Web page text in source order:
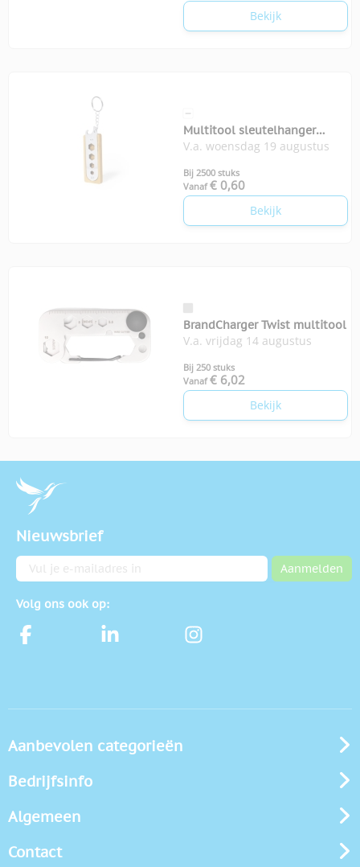
Bekijk
Multitool sleutelhanger
Balmy
V.a. woensdag 19 augustus
Bij 2500 stuks
Vanaf € 0,60
Bekijk
BrandCharger Twist multitool
V.a. vrijdag 14 augustus
Bij 250 stuks
Vanaf € 6,02
Bekijk
Nieuwsbrief
E-mailadres Aanmelden
Volg ons ook op:
Aanbevolen categorieën
Bedrijfsinfo
Algemeen
Contact